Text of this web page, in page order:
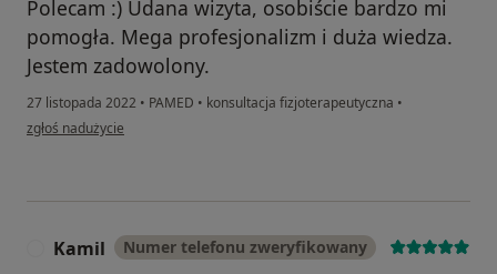
Polecam :) Udana wizyta, osobiście bardzo mi
pomogła. Mega profesjonalizm i duża wiedza.
Jestem zadowolony.
27 listopada 2022 • PAMED • konsultacja fizjoterapeutyczna •
w opinii użytkownika Kuba N
zgłoś nadużycie
Kamil Numer telefonu zweryfikowany